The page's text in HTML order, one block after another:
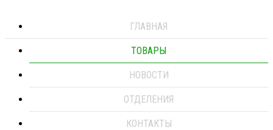
ГЛАВНАЯ
ТОВАРЫ
НОВОСТИ
ОТДЕЛЕНИЯ
КОНТАКТЫ